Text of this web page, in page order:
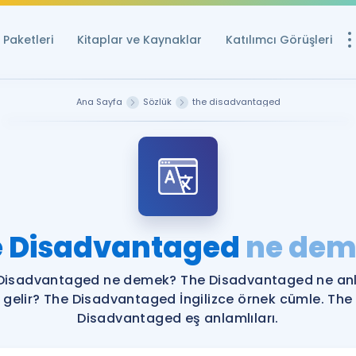
Paketleri Kitaplar ve Kaynaklar Katılımcı Görüşleri
Ücretsiz
YDS ve YÖKDİL
YDS ve YÖKDİL
YDS ve YÖKDİL'e
ÖSYM Sınav
Ana Sayfa Sözlük the disadvantaged
Disadvantaged ne
ne demek? The Disadvantaged ne
gelir? The Disadvantaged İngilizce örnek cümle. The
Disadvantaged eş anlamlıları.